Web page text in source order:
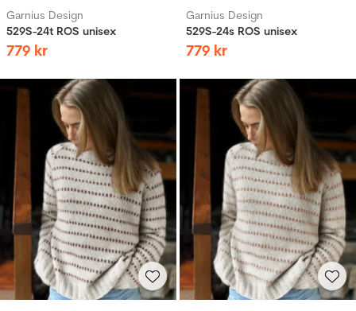
Garnius Design
529S-24t ROS unisex
779 kr
Garnius Design
529S-24s ROS unisex
779 kr